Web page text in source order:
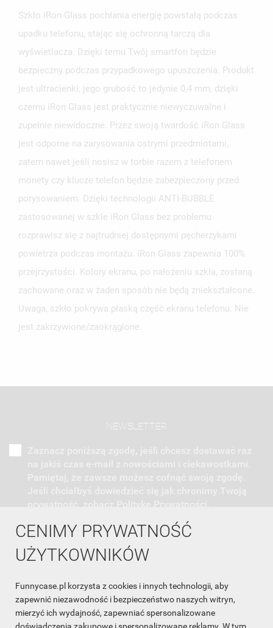
CENIMY PRYWATNOŚĆ
UŻYTKOWNIKÓW
Funnycase.pl korzysta z cookies i innych technologii, aby
zapewnić niezawodność i bezpieczeństwo naszych witryn,
mierzyć ich wydajność, zapewniać spersonalizowane
Szkło iRon Glass pochłania energię powstałą podczas
upadku telefonu, stając się ochronną tarczą dla
wyświetlacza. Dzięki temu Twój smartfon będzie
bezpieczny podczas przypadkowego upuszczenia. Produkt
jest ultracienki, jego grubość to jedynie 0,4 mm, dzięki
czemu iRon Glass jest praktycznie niewyczuwalne i
zupełnie niewidoczne. Przez swoją twardość iRon Glass
jest odporne na zarysowania ostrymi przedmiotami,
zatem nawet jeśli nosisz w torbie razem z telefonem
monety czy klucze telefon będzie zabezpieczony przed
porysowaniem. Dzięki technologii ANTI-BUBBLE
zastosowanej w szkle iRon Glass bez problemu
rozprawisz się z najtrudniej dostępnymi pęcherzykami
powietrza podczas montażu. iRon Glass zapewnia 100%
przejrzystości. Kolory ekranu, po nałożeniu szkła, zostaną
zachowane oraz w żaden sposób nie będą zniekształcone.
Uwaga, szkło pokrywa płaską część ekranu telefonu. Nie
jest zakrzywione/zaokrąglone.
NEWSLETTER
INFORMACJA O SKLEPIE
INFORMACJE